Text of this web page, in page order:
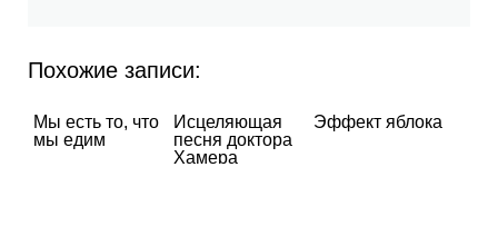
Похожие записи:
Мы есть то, что
мы едим
Исцеляющая
песня доктора
Хамера
Эффект яблока